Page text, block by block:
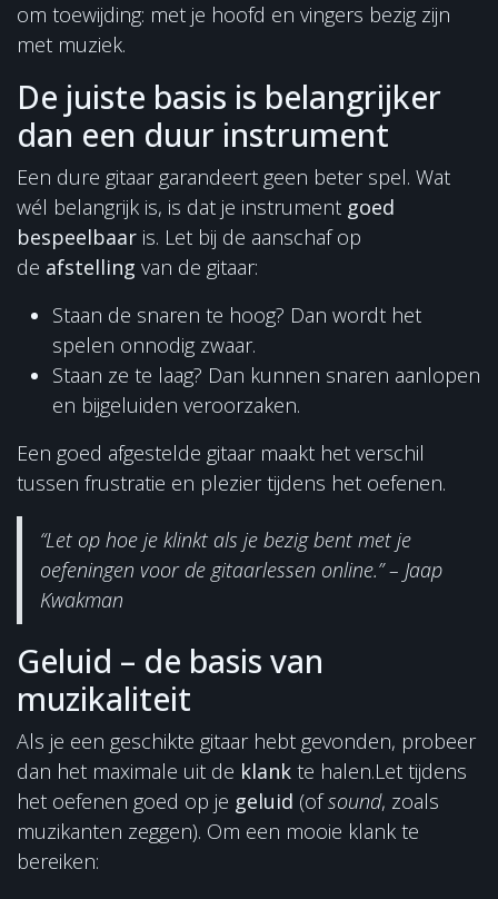
om toewijding: met je hoofd en vingers bezig zijn
met muziek.
De juiste basis is belangrijker
dan een duur instrument
Een dure gitaar garandeert geen beter spel. Wat
wél belangrijk is, is dat je instrument goed
bespeelbaar is. Let bij de aanschaf op
de afstelling van de gitaar:
Staan de snaren te hoog? Dan wordt het
spelen onnodig zwaar.
Staan ze te laag? Dan kunnen snaren aanlopen
en bijgeluiden veroorzaken.
Een goed afgestelde gitaar maakt het verschil
tussen frustratie en plezier tijdens het oefenen.
“Let op hoe je klinkt als je bezig bent met je
oefeningen voor de gitaarlessen online.” – Jaap
Kwakman
Geluid – de basis van
muzikaliteit
Als je een geschikte gitaar hebt gevonden, probeer
dan het maximale uit de klank te halen.Let tijdens
het oefenen goed op je geluid (ofsound, zoals
muzikanten zeggen). Om een mooie klank te
bereiken: